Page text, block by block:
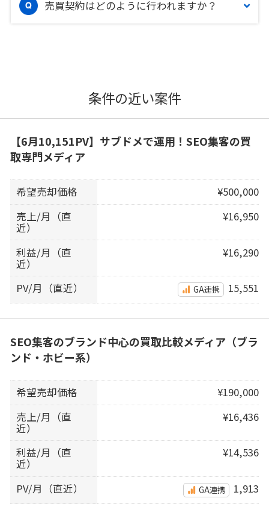
売買契約はどのように行われますか？
条件の近い案件
【6月10,151PV】サブドメで運用！SEO集客の買
取専門メディア
希望売却価格
¥500,000
売上/月（直
近）
¥16,950
利益/月（直
近）
¥16,290
PV/月（直近） GA連携 15,551
SEO集客のブランド中心の買取比較メディア（ブラ
ンド・ホビー系）
希望売却価格
¥190,000
売上/月（直
近）
¥16,436
利益/月（直
近）
¥14,536
PV/月（直近） GA連携 1,913